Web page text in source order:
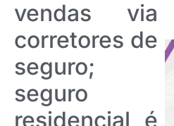
vendas via
corretores de
seguro;
seguro
residencial é